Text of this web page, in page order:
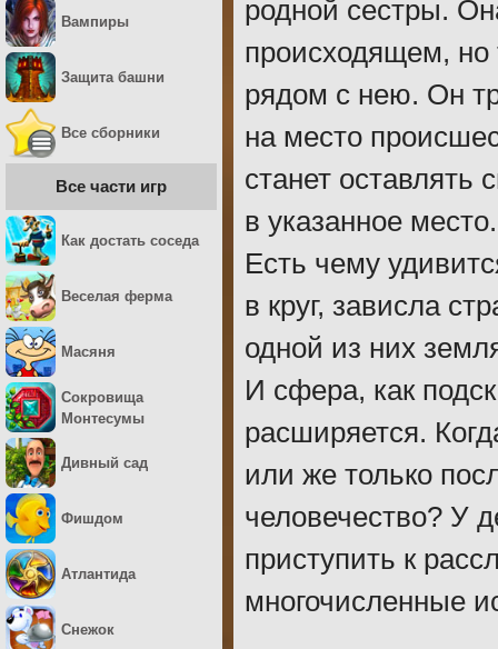
родной сестры.
происходящем, но
рядом с нею. Он
на место
станет оставлять
в указанное
Есть чему
в круг, зависла
одной из них
И сфера, как
расширяется.
или же только
человечество? У
приступить к
многочисленные
Вампиры
Защита башни
Все сборники
Все части игр
Как достать соседа
Веселая ферма
Масяня
Сокровища
Монтесумы
Дивный сад
Фишдом
Атлантида
Снежок